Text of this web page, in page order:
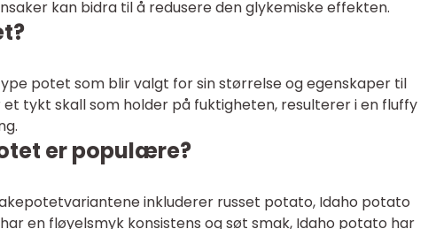
kan bidra til å redusere den glykemiske effekten.
potet som blir valgt for sin størrelse og egenskaper til
tykt skall som holder på fuktigheten, resulterer i en fluffy
er populære?
inkluderer russet potato, Idaho potato
en fløyelsmyk konsistens og søt smak, Idaho potato har